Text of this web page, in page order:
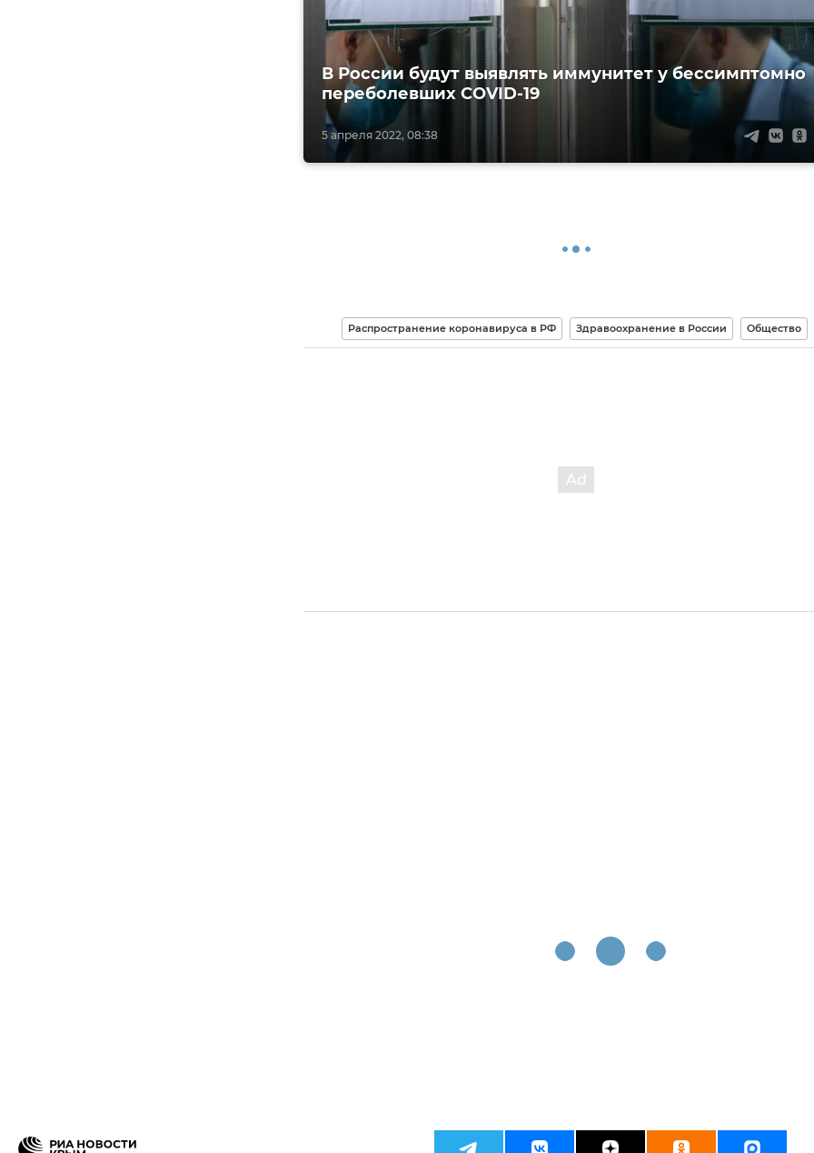
5 апреля 2022, 08:38
В России будут выявлять иммунитет у бессимптомно
переболевших COVID-19
Распространение коронавируса в РФ Здравоохранение в России Общество